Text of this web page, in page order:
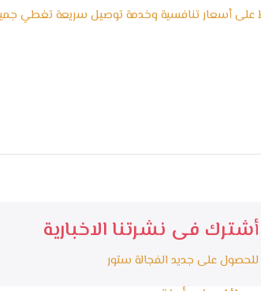
على أسعار تنافسية وخدمة توصيل سريعة تغطي
أشترك فى نشرتنا الاخبارية
للحصول على جديد الفجالة ستور